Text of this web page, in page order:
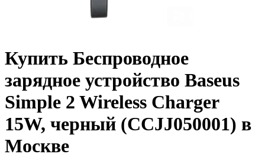
Купить Беспроводное
зарядное устройство Baseus
Simple 2 Wireless Charger
15W, черный (CCJJ050001) в
Москве